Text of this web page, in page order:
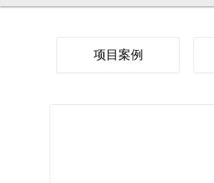
项目案例